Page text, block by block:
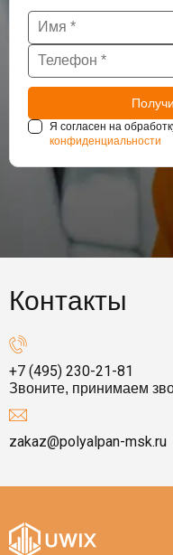
Я согласен на
конфиденциальности
Контакты
+7 (495) 230-21-81
Звоните, принимаем
zakaz@polyalpan-msk.ru